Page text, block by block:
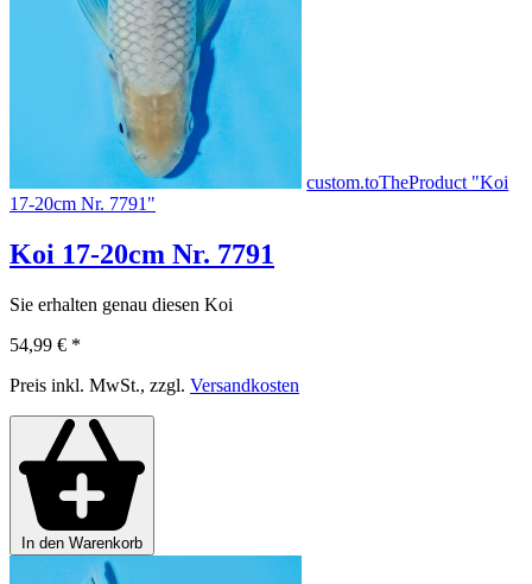
custom.toTheProduct "Koi
17-20cm Nr. 7791"
Koi 17-20cm Nr. 7791
Sie erhalten genau diesen Koi
54,99 € *
Preis inkl. MwSt., zzgl. Versandkosten
In den Warenkorb